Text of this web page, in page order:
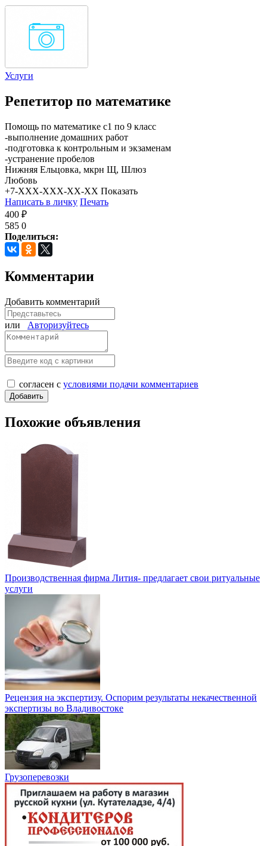
Услуги
Репетитор по математике
Помощь по математике с1 по 9 класс
-выполнение домашних работ
-подготовка к контрольным и экзаменам
-устранение пробелов
Нижняя Ельцовка, мкрн Щ, Шлюз
Любовь
+7-XXX-XXX-XX-XX Показать
Написать в личку Печать
400 ₽
585 0
Поделиться:
Комментарии
Добавить комментарий
или Авторизуйтесь
согласен с условиями подачи комментариев
Похожие объявления
Производственная фирма Лития- предлагает свои ритуальные
услуги
Рецензия на экспертизу. Оспорим результаты некачественной
экспертизы во Владивостоке
Грузоперевозки